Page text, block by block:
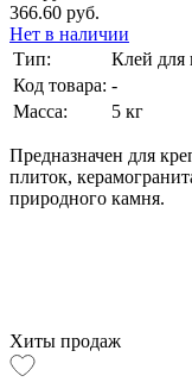
366.60 руб.
Нет в наличии
Тип:
Клей для
Код товара: -
Масса:
5 кг
Предназначен для
плиток,
природного камня.
Хиты продаж